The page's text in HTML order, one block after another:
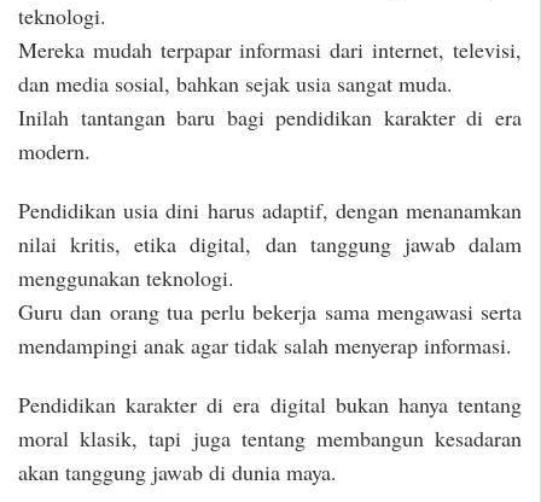
teknologi.
Mereka mudah terpapar informasi dari internet, televisi,
dan media sosial, bahkan sejak usia sangat muda.
Inilah tantangan baru bagi pendidikan karakter di era
modern.
Pendidikan usia dini harus adaptif, dengan menanamkan
nilai kritis, etika digital, dan tanggung jawab dalam
menggunakan teknologi.
Guru dan orang tua perlu bekerja sama mengawasi serta
mendampingi anak agar tidak salah menyerap informasi.
Pendidikan karakter di era digital bukan hanya tentang
moral klasik, tapi juga tentang membangun kesadaran
akan tanggung jawab di dunia maya.